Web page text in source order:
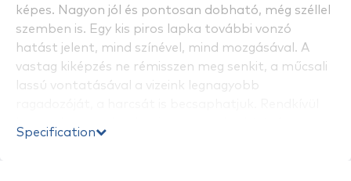
képes. Nagyon jól és pontosan dobható, még széllel
szemben is. Egy kis piros lapka további vonzó
hatást jelent, mind színével, mind mozgásával. A
vastag kiképzés ne rémisszen meg senkit, a műcsali
lassú vontatásával a vizeink legnagyobb
kulcskarikával van szerelve.
Specification